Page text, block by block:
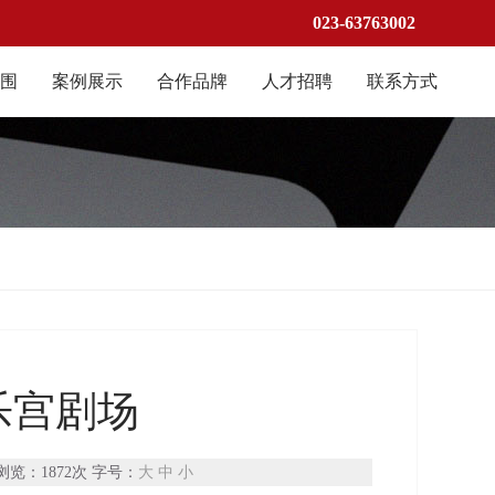
023-63763002
案例展示 合作品牌 人才招聘 联系方式
宫剧场
览： 1872次 字号： 大 中 小